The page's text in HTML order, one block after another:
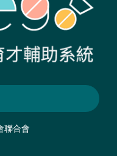
聯合會